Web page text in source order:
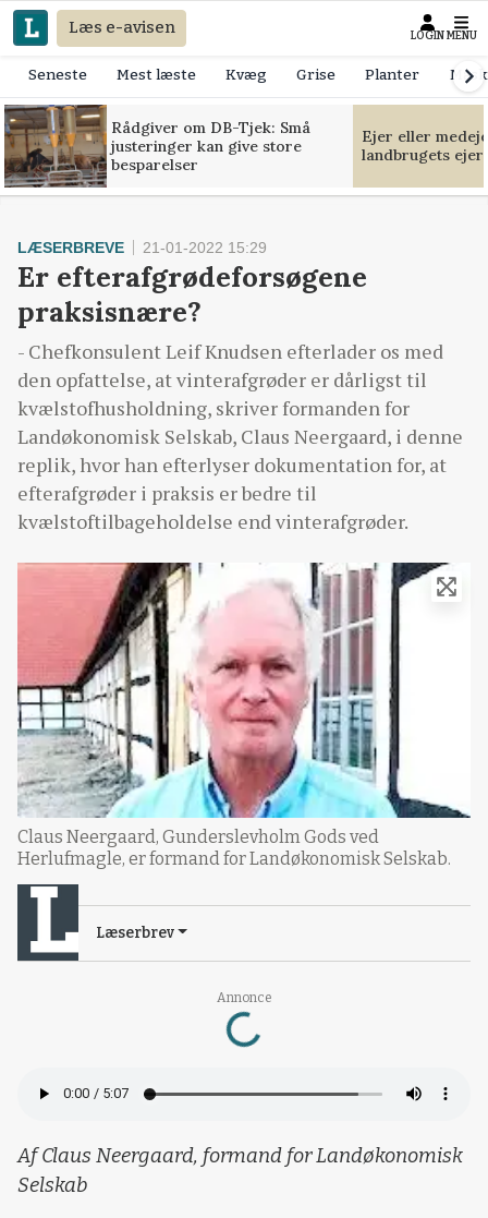
Læs e-avisen LOGIN MENU
Seneste Mest læste Kvæg Grise Planter
Rådgiver om DB-Tjek: Små
justeringer kan give store
besparelser
Ejer eller
landbrugets
Annonce
Loading...
LÆSERBREVE 21-01-2022 15:29
Er efterafgrødeforsøgene
praksisnære?
- Chefkonsulent Leif Knudsen efterlader os med
den opfattelse, at vinterafgrøder er dårligst til
kvælstofhusholdning, skriver formanden for
Landøkonomisk Selskab, Claus Neergaard, i denne
replik, hvor han efterlyser dokumentation for, at
efterafgrøder i praksis er bedre til
kvælstoftilbageholdelse end vinterafgrøder.
Claus Neergaard, Gunderslevholm Gods ved
Herlufmagle, er formand for Landøkonomisk Selskab.
Læserbrev
Af Claus Neergaard, formand for Landøkonomisk
Selskab